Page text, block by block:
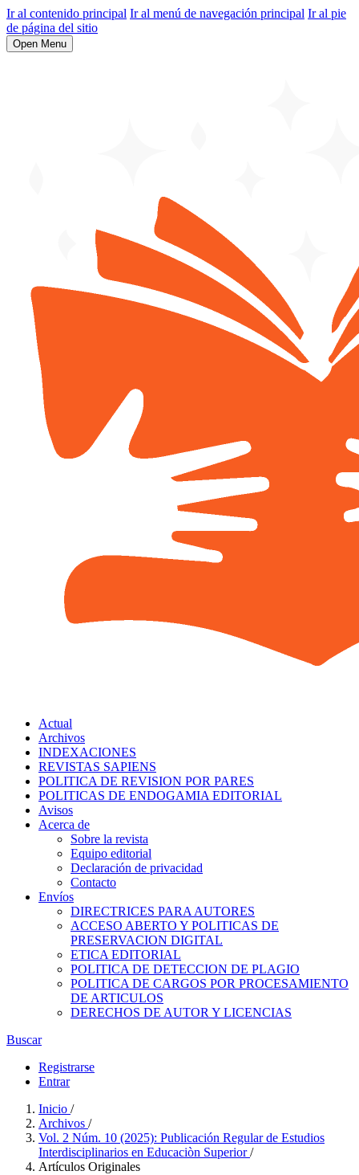
Ir al contenido principal Ir al menú de navegación principal Ir al pie
de página del sitio
Open Menu
Actual
Archivos
INDEXACIONES
REVISTAS SAPIENS
POLITICA DE REVISION POR PARES
POLITICAS DE ENDOGAMIA EDITORIAL
Avisos
Acerca de
Sobre la revista
Equipo editorial
Declaración de privacidad
Contacto
Envíos
DIRECTRICES PARA AUTORES
ACCESO ABERTO Y POLITICAS DE
PRESERVACION DIGITAL
ETICA EDITORIAL
POLITICA DE DETECCION DE PLAGIO
POLITICA DE CARGOS POR PROCESAMIENTO
DE ARTICULOS
DERECHOS DE AUTOR Y LICENCIAS
Buscar
Registrarse
Entrar
Inicio /
Archivos /
Vol. 2 Núm. 10 (2025): Publicación Regular de Estudios
Interdisciplinarios en Educaciòn Superior/
Artículos Originales